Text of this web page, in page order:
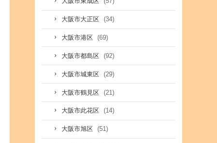
大阪市大正区 (34)
大阪市港区 (69)
大阪市都島区 (92)
大阪市城東区 (29)
大阪市鶴見区 (21)
大阪市此花区 (14)
大阪市旭区 (51)